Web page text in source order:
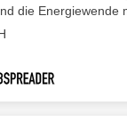
die Energiewende